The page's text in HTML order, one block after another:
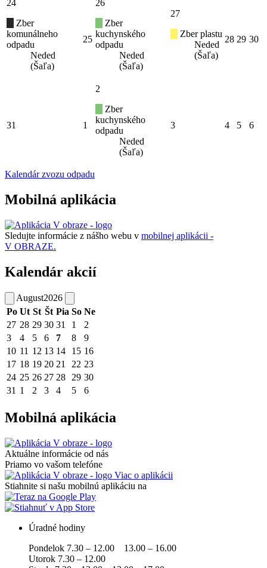
24
Zber
komunálneho
odpadu
Neded
(Šaľa)
25
26
Zber
kuchynského
odpadu
Neded
(Šaľa)
27
Zber plastu
Neded
(Šaľa)
28 29 30
31 1
2
Zber
kuchynského
odpadu
Neded
(Šaľa)
3 4 5 6
Kalendár zvozu odpadu
Mobilná aplikácia
Sledujte informácie z nášho webu v mobilnej aplikácii -
V OBRAZE.
Kalendár akcií
August2026
Po Ut St Št Pia So Ne
27 28 29 30 31 1
2
3
4 5 6 7 8
9
10 11 12 13 14 15 16
17 18 19 20 21 22 23
24 25 26 27 28 29 30
31 1 2 3 4 5 6
Mobilná aplikácia
Aktuálne informácie od nás
Priamo vo vašom telefóne
Viac o aplikácii
Stiahnite si našu mobilnú aplikáciu na
Úradné hodiny
Pondelok 7.30 – 12.00 13.00 – 16.00
Utorok 7.30 – 12.00